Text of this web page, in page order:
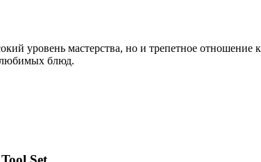
уровень мастерства, но и трепетное
любимых блюд.